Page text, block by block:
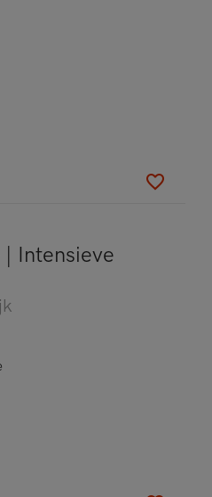
Intensieve